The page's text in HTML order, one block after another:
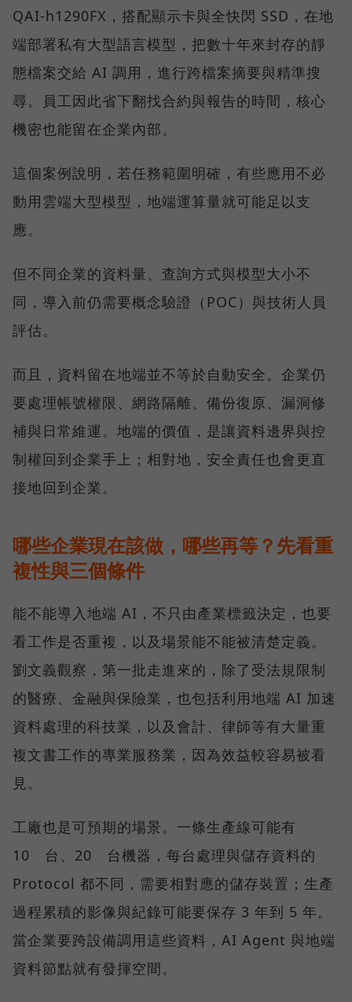
QAI-h1290FX，搭配顯示卡與全快閃 SSD，在地
端部署私有大型語言模型，把數十年來封存的靜
態檔案交給 AI 調用，進行跨檔案摘要與精準搜
尋。員工因此省下翻找合約與報告的時間，核心
機密也能留在企業內部。
這個案例說明，若任務範圍明確，有些應用不必
動用雲端大型模型，地端運算量就可能足以支
應。
但不同企業的資料量、查詢方式與模型大小不
同，導入前仍需要概念驗證（POC）與技術人員
評估。
而且，資料留在地端並不等於自動安全。企業仍
要處理帳號權限、網路隔離、備份復原、漏洞修
補與日常維運。地端的價值，是讓資料邊界與控
制權回到企業手上；相對地，安全責任也會更直
接地回到企業。
哪些企業現在該做，哪些再等？先看重
複性與三個條件
能不能導入地端 AI，不只由產業標籤決定，也要
看工作是否重複，以及場景能不能被清楚定義。
劉文義觀察，第一批走進來的，除了受法規限制
的醫療、金融與保險業，也包括利用地端 AI 加速
資料處理的科技業，以及會計、律師等有大量重
複文書工作的專業服務業，因為效益較容易被看
見。
工廠也是可預期的場景。一條生產線可能有
10 台、20 台機器，每台處理與儲存資料的
Protocol 都不同，需要相對應的儲存裝置；生產
過程累積的影像與紀錄可能要保存 3 年到 5 年。
當企業要跨設備調用這些資料，AI Agent 與地端
資料節點就有發揮空間。